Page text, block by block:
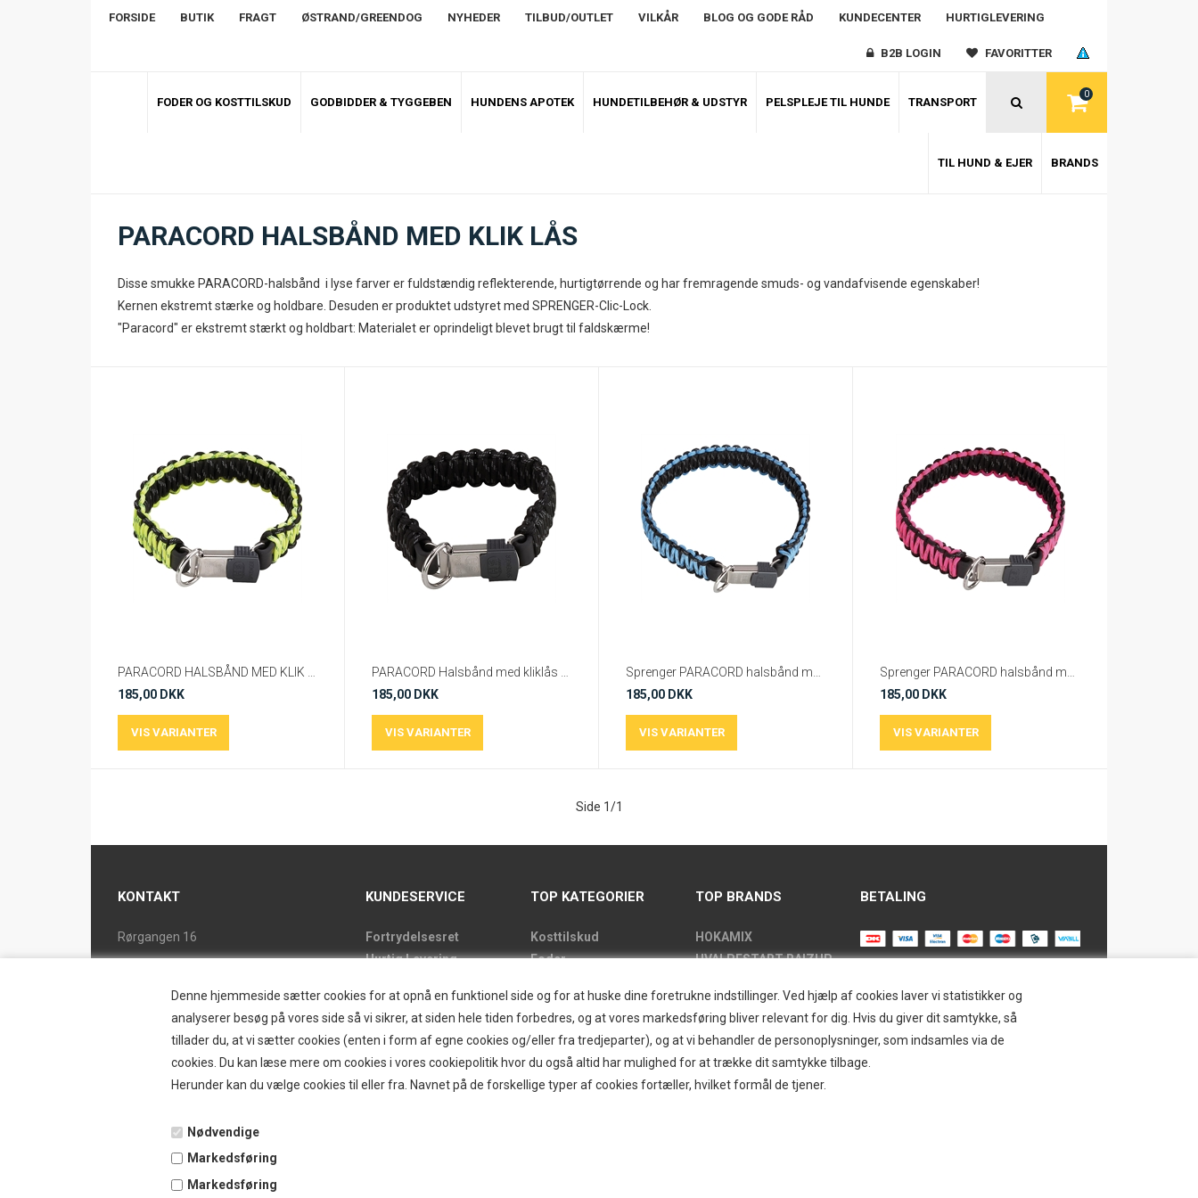
Denne hjemmeside sætter cookies for at opnå en funktionel side og for at huske dine foretrukne indstillinger. Ved hjælp af cookies laver vi statistikker og
analyserer besøg på vores side så vi sikrer, at siden hele tiden forbedres, og at vores markedsføring bliver relevant for dig. Hvis du giver dit samtykke, så
tillader du, at vi sætter cookies (enten i form af egne cookies og/eller fra tredjeparter), og at vi behandler de personoplysninger, som indsamles via de
cookies. Du kan læse mere om cookies i vores cookiepolitik hvor du også altid har mulighed for at trække dit samtykke tilbage.
Herunder kan du vælge cookies til eller fra. Navnet på de forskellige typer af cookies fortæller, hvilket formål de tjener.
Nødvendige
Markedsføring
Markedsføring
FORSIDE BUTIK FRAGT ØSTRAND/GREENDOG NYHEDER TILBUD/OUTLET VILKÅR BLOG OG GODE RÅD KUNDECENTER HURTIGLEVERING
B2B LOGIN FAVORITTER
0
FODER OG KOSTTILSKUD GODBIDDER & TYGGEBEN HUNDENS APOTEK HUNDETILBEHØR & UDSTYR PELSPLEJE TIL HUNDE TRANSPORT
TIL HUND & EJER BRANDS
PARACORD HALSBÅND MED KLIK LÅS
Disse smukke PARACORD-halsbånd i lyse farver er fuldstændig reflekterende, hurtigtørrende og har fremragende smuds- og vandafvisende egenskaber!
Kernen ekstremt stærke og holdbare. Desuden er produktet udstyret med SPRENGER-Clic-Lock.
"Paracord" er ekstremt stærkt og holdbart: Materialet er oprindeligt blevet brugt til faldskærme!
185,00 DKK
185,00 DKK
185,00 DKK
185,00 DKK
Side 1/1
KONTAKT
Rørgangen 16
Tlf. 46 15 38 39
ostrand@ostrand.dk
CVR: DK 77948228 drives af
SKYESCOT TRADING V/DORTE HOLM
MARTINA
KUNDESERVICE
Fortrydelsesret
Hurtig Levering
Butikkens åbningstider
Returlabel
Kontakt
Østrand/Greendog
Nyheder
TOP KATEGORIER
Kosttilskud
Foder
Udstyr
Pelspleje
Pleje
Hjemmet & Bilen
Brands
TOP BRANDS
HOKAMIX
HVALPESTART RAIZUP
GRAU
STARMARK
VARIOCAGE-MIMSAFE
BETALING
Tilmeld dig vores nyhedsbrev og
modtag eksklusive tilbud og nyheder i
shoppen. Du kan til en hver tid afmelde